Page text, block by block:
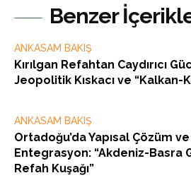
Benzer
ANKASAM BAKIŞ
Kırılgan Refahtan Caydırıcı
Jeopolitik Kıskacı ve “Kalkan-
ANKASAM BAKIŞ
Ortadoğu’da Yapısal Çözüm
Entegrasyon: “Akdeniz-Basra
Refah Kuşağı”